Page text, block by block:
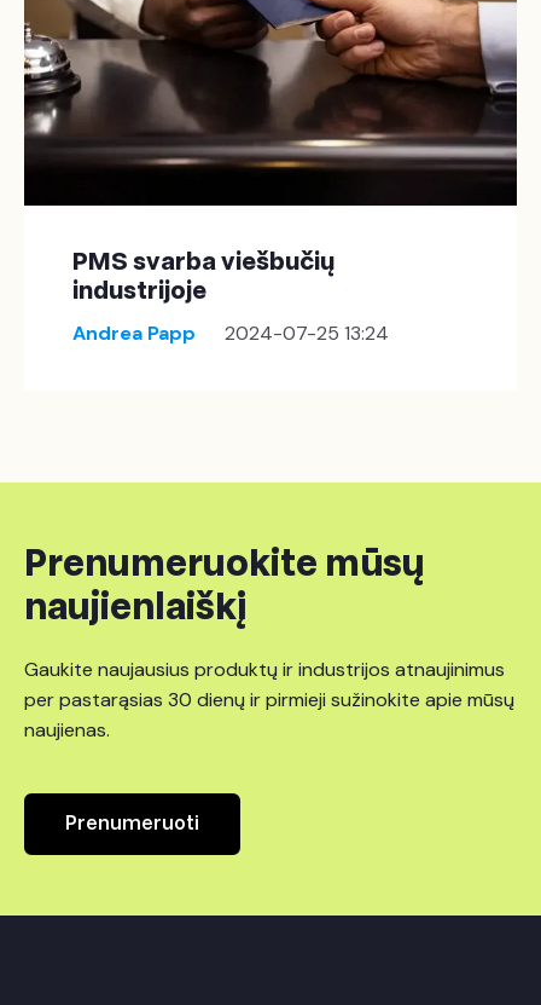
PMS svarba viešbučių
industrijoje
Andrea Papp 2024-07-25 13:24
Prenumeruokite mūsų
naujienlaiškį
Gaukite naujausius produktų ir industrijos atnaujinimus
per pastarąsias 30 dienų ir pirmieji sužinokite apie mūsų
naujienas.
Prenumeruoti